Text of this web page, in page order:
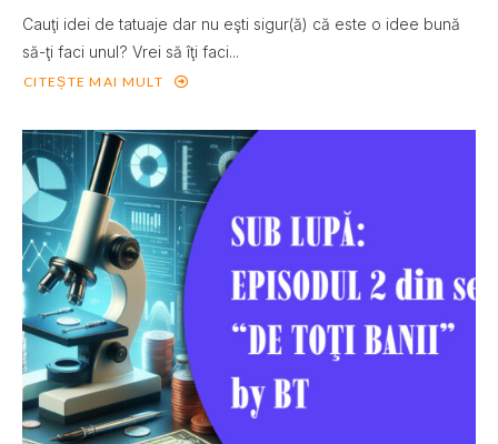
Cauţi idei de tatuaje dar nu eşti sigur(ă) că este o idee bună
să-ţi faci unul? Vrei să îţi faci...
CITEȘTE MAI MULT